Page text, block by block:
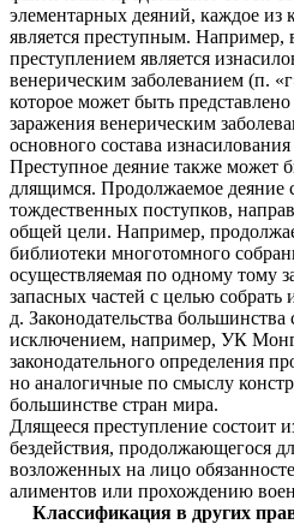
элементарных деяний, каждое из
является преступным.
преступлением является
венерическим заболеванием (п.
которое может быть
заражения венерическим
основного состава
Преступное деяние также может
длящимся. Продолжаемое деяние
тождественных поступков,
общей цели. Например,
библиотеки многотомного
осуществляемая по одному тому
запасных частей с целью собрать
д. Законодательства большинства
исключением, например, УК
законодательного определения
но аналогичные по смыслу
большинстве стран мира.
Длящееся преступление состоит
бездействия, продолжающегося
возложенных на лицо
алиментов или прохождению
Классификация в других